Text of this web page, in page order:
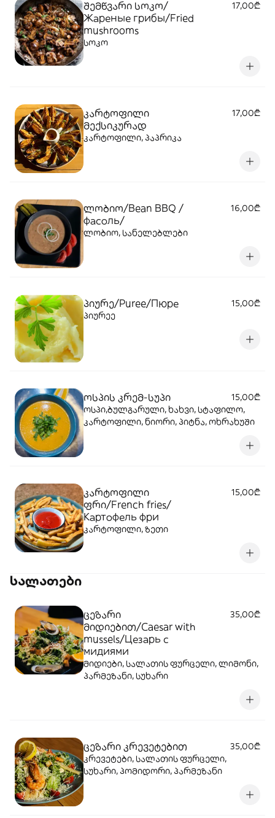
შემწვარი სოკო/
Жареные грибы/Fried
mushrooms
17,00₾
სოკო
კარტოფილი
მექსიკურად
17,00₾
კარტოფილი, პაპრიკა
ლობიო/Bean BBQ /
фасоль/
16,00₾
ლობიო, სანელებლები
პიურე/Puree/Пюре
15,00₾
პიურეე
ოსპის კრემ-სუპი
15,00₾
ოსპი,ბულგარული, ხახვი, სტაფილო,
კარტოფილი, ნიორი, პიტნა, ოხრახუში
კარტოფილი
ფრი/French fries/
Картофель фри
15,00₾
კარტოფილი, ზეთი
სალათები
ცეზარი
მიდიებით/Caesar with
mussels/Цезарь с
мидиями
35,00₾
მიდიები, სალათის ფურცელი, ლიმონი,
პარმეზანი, სუხარი
ცეზარი კრევეტებით
35,00₾
კრევეტები, სალათის ფურცელი,
სუხარი, პომიდორი, პარმეზანი